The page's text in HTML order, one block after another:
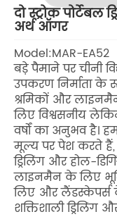
दो स्ट्रोक
अर्थ ऑगर
Model:MAR-EA52
बड़े पैमाने पर चीनी
उपकरण निर्माता के
श्रमिकों और
लिए विश्वसनीय
वर्षों का अनुभव है।
मूल्य पर पेश करते हैं,
ड्रिलिंग और होल-
लाइनमैन के लिए
लिए और लैंडस्केपर्स
शक्तिशाली ड्रिलिंग